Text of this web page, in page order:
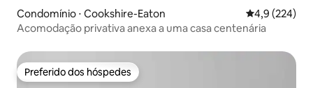
Condomínio ⋅ Cookshire-Eaton 4,9 de uma
4,9 (224)
Acomodação privativa anexa a uma casa centenária
Preferido dos hóspedes
Preferido dos hóspedes